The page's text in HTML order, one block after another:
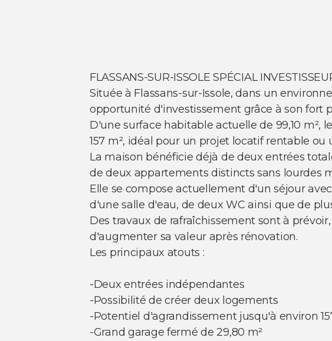
FLASSANS-SUR-ISSOLE SPÉCIAL
Située à Flassans-sur-Issole, dans un
opportunité d'investissement grâce à son fort
D'une surface habitable actuelle de 99,10
157 m², idéal pour un projet locatif rentable
La maison bénéficie déjà de deux entrées
de deux appartements distincts sans lourdes
Elle se compose actuellement d'un séjour
d'une salle d'eau, de deux WC ainsi que de
Des travaux de rafraîchissement sont à
d'augmenter sa valeur après rénovation.
Les principaux atouts :
-Deux entrées indépendantes
-Possibilité de créer deux logements
-Potentiel d'agrandissement jusqu'à environ
-Grand garage fermé de 29,80 m²